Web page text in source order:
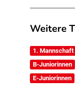
Weitere
1. Mannschaft
B-Juniorinnen
E-Juniorinnen